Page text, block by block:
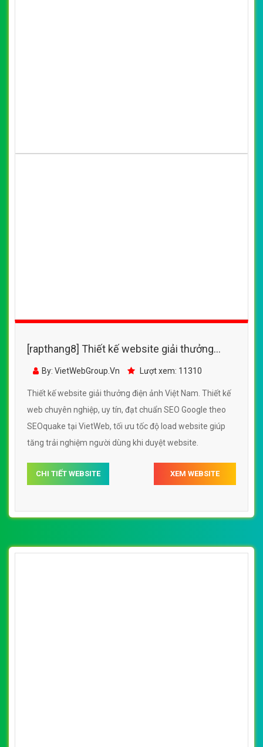
[rapthang8] Thiết kế website giải thưởng
điện ảnh Việt Nam
By: VietWebGroup.Vn Lượt xem: 11310
Thiết kế website giải thưởng điện ảnh Việt Nam. Thiết kế
web chuyên nghiệp, uy tín, đạt chuẩn SEO Google theo
SEOquake tại VietWeb, tối ưu tốc độ load website giúp
tăng trải nghiệm người dùng khi duyệt website.
CHI TIẾT WEBSITE XEM WEBSITE